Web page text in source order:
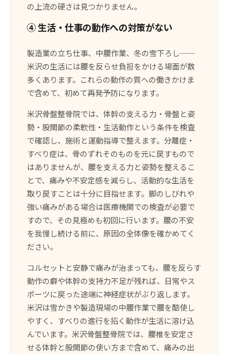
の上流の硬さは見つかりません。
④ 生活・仕事の動作への対策がない
製造業の立ち仕事、中腰作業、冬の雪下ろし──
米沢の生活には腰を反らせ負担をかける場面が数
多くあります。これらの動作の質への働きかけま
で含めて、初めて再発予防になります。
米沢骨盤整骨院では、体幹の支える力・骨盤と姿
勢・股関節の柔軟性・生活動作という条件を検査
で確認し、施術と運動指導で整えます。分離症・
すべり症は、骨のずれそのものを元に戻すもので
はありませんが、腰を支える力と姿勢を整えるこ
とで、痛みや不安定感を減らし、活動的な生活を
取り戻すことは十分に目指せます。脚のしびれや
強い痛みがある場合は医療機関での検査が必要で
すので、その見極めも初回に行います。腰の不安
を我慢し続ける前に、原因の全体像を確かめてく
ださい。
コルセットと安静で痛みが治まっても、腰を反らす
動作の癖や体幹の支持力不足が残れば、日常やス
ポーツに戻った途端に神経症状がぶり返します。
米沢は雪かきや製造現場の中腰作業で腰を酷使し
やすく、すべりの進行を招く動作が生活に溶け込
んでいます。米沢骨盤整骨院では、腰椎を安定さ
せる体幹と股関節の使い方まで含めて、痛みの出